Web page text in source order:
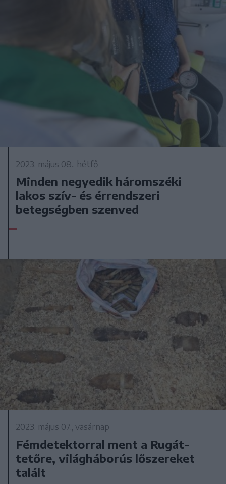
2023. május 08., hétfő
Minden negyedik háromszéki
lakos szív- és érrendszeri
betegségben szenved
2023. május 07., vasárnap
Fémdetektorral ment a Rugát-
tetőre, világháborús lőszereket
talált